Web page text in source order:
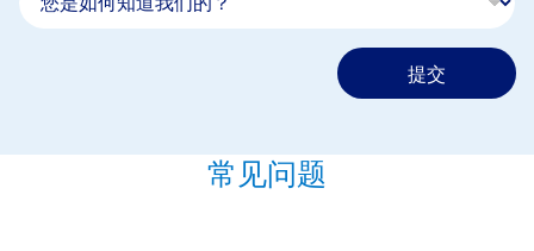
提交
常见问题